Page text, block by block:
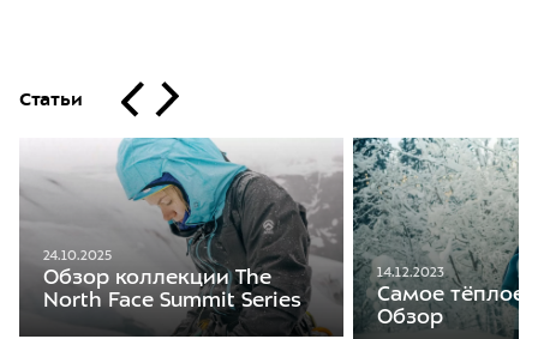
Статьи
24.10.2025
Обзор коллекции The
North Face Summit Series
14.12.2023
Самое тёплое
Обзор